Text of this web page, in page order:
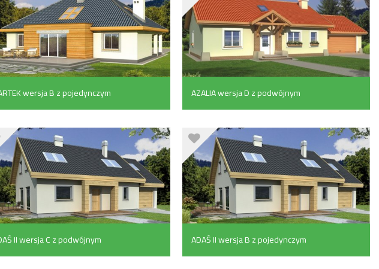
wersja B z pojedynczym
(123 m²)
AZALIA wersja D z podwójnym
garażem (107.4 m²)
II wersja C z podwójnym
(149.9 m²)
ADAŚ II wersja B z pojedynczym
garażem (141 m²)